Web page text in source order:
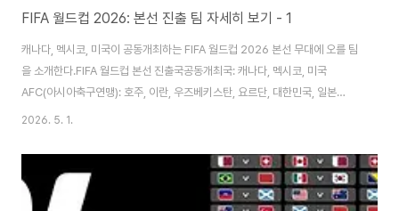
FIFA 월드컵 2026: 본선 진출 팀 자세히 보기 - 1
캐나다, 멕시코, 미국이 공동개최하는 FIFA 월드컵 2026 본선 무대에 오를 팀
을 소개한다.FIFA 월드컵 본선 진출국공동개최국: 캐나다, 멕시코, 미국
AFC(아시아축구연맹): 호주, 이란, 우즈베키스탄, 요르단, 대한민국, 일본
CAF(아프리카축구연맹): 모로코 CONMEBOL(남미축구연맹): 아르헨티나,
뉴질랜드 (총 48개 팀 중 17팀 본선 진출 확정) 월드컵 2026: 본선 진출국캐
나다캐나다는 최초로 FIFA 남자 월드컵을 개최하게 됐으며 2회 연속으로 본선
에 진출한 것도 이번이 처음이다. 차기 월드컵은 캐나다가 1986년, 2022년
2026. 5. 1.